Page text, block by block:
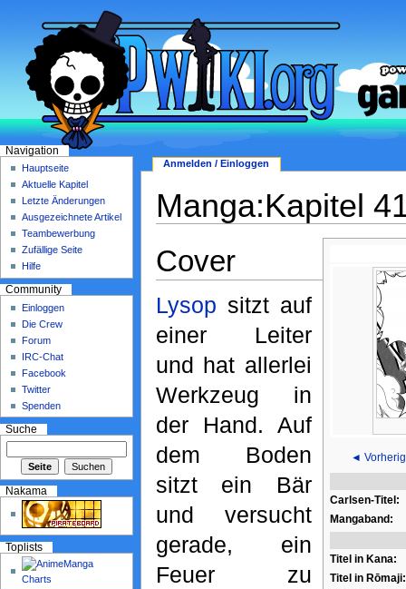
Manga:Kapitel
◄
Carlsen-Titel:
Mangaband:
Titel in Kana:
Titel in Rōmaji:
Cover
Lysop sitzt auf
einer Leiter
und hat allerlei
Werkzeug in
der Hand. Auf
dem Boden
sitzt ein Bär
und versucht
gerade, ein
Feuer zu
Anmelden / Einloggen
Navigation
Hauptseite
Aktuelle Kapitel
Letzte Änderungen
Ausgezeichnete Artikel
Teambewerbung
Zufällige Seite
Hilfe
Community
Einloggen
Die Crew
Forum
IRC-Chat
Facebook
Twitter
Spenden
Suche
Nakama
Toplists